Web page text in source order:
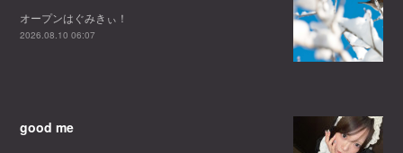
オープンはぐみきぃ！
2026.08.10 06:07
good me